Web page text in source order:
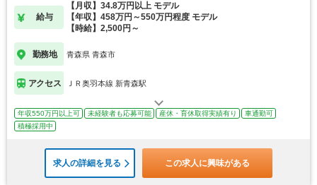
給与
【月収】34.8万円以上 モデル
【年収】458万円～550万円程度 モデル
【時給】2,500円～
勤務地 青森県 青森市
アクセス ＪＲ奥羽本線 新青森駅
年収550万円以上可 未経験者も応募可能 産休・育休取得実績有り
車通勤可
積極採用中
求人の詳細を見る この求人に興味がある